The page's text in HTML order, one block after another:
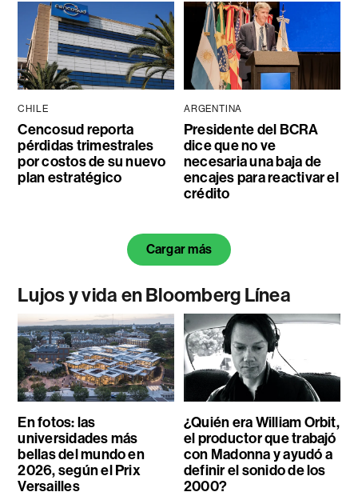
CHILE
Cencosud reporta
pérdidas trimestrales
por costos de su nuevo
plan estratégico
ARGENTINA
Presidente del BCRA
dice que no ve
necesaria una baja de
encajes para reactivar el
crédito
Cargar más
Lujos y vida en Bloomberg Línea
En fotos: las
universidades más
bellas del mundo en
2026, según el Prix
Versailles
¿Quién era William Orbit,
el productor que trabajó
con Madonna y ayudó a
definir el sonido de los
2000?